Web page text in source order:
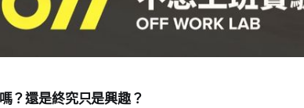
？還是終究只是興趣？